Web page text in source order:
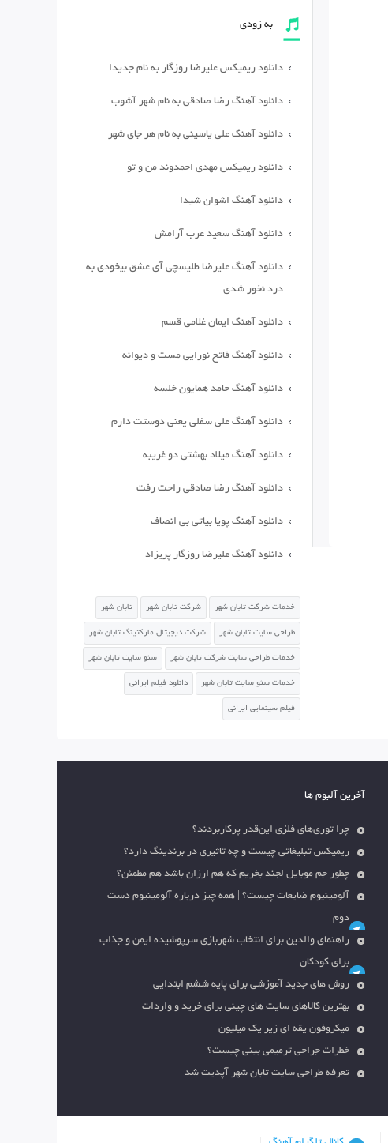
به زودی
دانلود ریمیکس علیرضا روزگار به نام جدیدا
دانلود آهنگ رضا صادقی به نام شهر آشوب
دانلود آهنگ علی یاسینی به نام هر جای شهر
دانلود ریمیکس مهدی احمدوند من و تو
دانلود آهنگ اشوان شیدا
دانلود آهنگ سعید عرب آرامش
دانلود آهنگ علیرضا طلیسچی آی عشق بیخودی به
درد نخور شدی
دانلود آهنگ ایمان غلامی قسم
دانلود آهنگ فاتح نورایی مست و دیوانه
دانلود آهنگ حامد همایون خلسه
دانلود آهنگ علی سفلی یعنی دوستت دارم
دانلود آهنگ میلاد بهشتی دو غریبه
دانلود آهنگ رضا صادقی راحت رفت
دانلود آهنگ پویا بیاتی بی انصاف
دانلود آهنگ علیرضا روزگار پریزاد
خدمات شرکت تابان شهر شرکت تابان شهر تابان شهر
طراحی سایت تابان شهر شرکت دیجیتال مارکتینگ تابان شهر
خدمات طراحی سایت شرکت تابان شهر سئو سایت تابان شهر
خدمات سئو سایت تابان شهر دانلود فیلم ایرانی
فیلم سینمایی ایرانی
آخرین آلبوم ها
چرا توری‌های فلزی این‌قدر پرکاربردند؟
ریمیکس تبلیغاتی چیست و چه تاثیری در برندینگ دارد؟
چطور جم موبایل لجند بخریم که هم ارزان باشد هم مطمئن؟
آلومینیوم ضایعات چیست؟ | همه چیز درباره آلومینیوم دست
دوم
راهنمای والدین برای انتخاب شهربازی سرپوشیده ایمن و جذاب
برای کودکان
روش های جدید آموزشی برای پایه ششم ابتدایی
بهترین کالاهای سایت های چینی برای خرید و واردات
میکروفون یقه ای زیر یک میلیون
خطرات جراحی ترمیمی بینی چیست؟
تعرفه طراحی سایت تابان شهر آپدیت شد